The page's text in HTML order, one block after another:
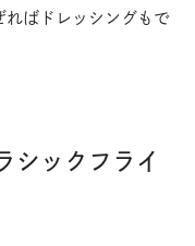
ばドレッシングもで
シックフライ